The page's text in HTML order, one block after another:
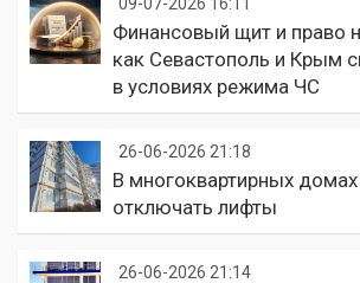
Финансовый щит и право
как Севастополь и Крым
в условиях режима ЧС
26-06-2026 21:18
В многоквартирных домах
отключать лифты
26-06-2026 21:14